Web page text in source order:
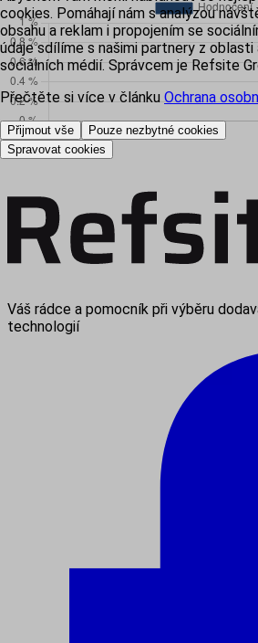
Váš rádce a pomocník při výběru
technologií
cookies. Pomáhají nám s analýzou
obsahu a reklam i propojením se
údaje sdílíme s našimi partnery z oblasti
sociálních médií. Správcem je Refsite
Přečtěte si více v článku Ochrana
Přijmout vše
Pouze nezbytné cookies
Spravovat cookies